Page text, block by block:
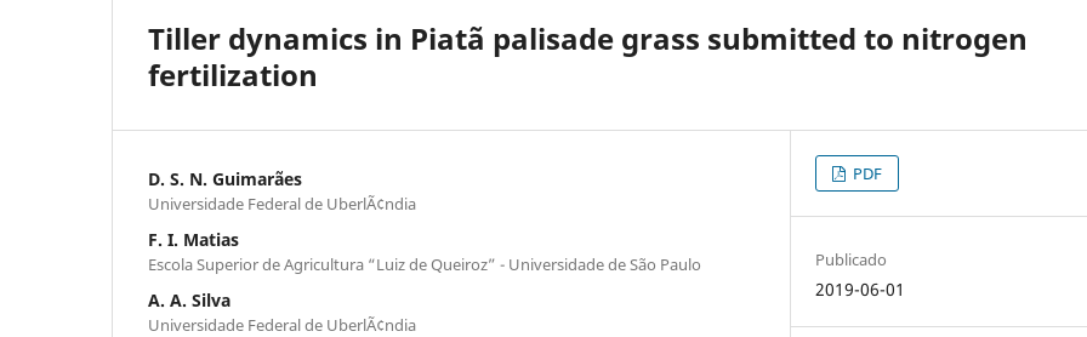
Tiller dynamics in Piatã palisade grass submitted to nitrogen
fertilization
D. S. N. Guimarães
Universidade Federal de UberlÃ¢ndia
F. I. Matias
Escola Superior de Agricultura “Luiz de Queiroz” - Universidade de São Paulo
A. A. Silva
Universidade Federal de UberlÃ¢ndia
PDF
Publicado
2019-06-01